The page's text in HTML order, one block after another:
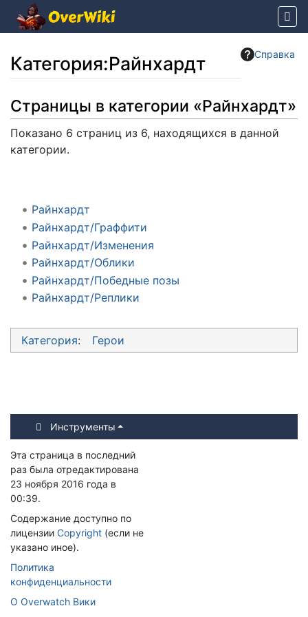
Справка
Категория:Райнхардт
Перейти к:
Страницы в категории «Райнхардт»
Показано 6 страниц из 6, находящихся в данной
категории.
Райнхардт
Райнхардт/Граффити
Райнхардт/Изменения
Райнхардт/Облики
Райнхардт/Победные позы
Райнхардт/Реплики
Категория: Герои
Инструменты
Эта страница в последний
раз была отредактирована
23 ноября 2016 года в
00:39.
Содержание доступно по
лицензии Copyright (если не
указано иное).
Политика
конфиденциальности
О Overwatch Вики